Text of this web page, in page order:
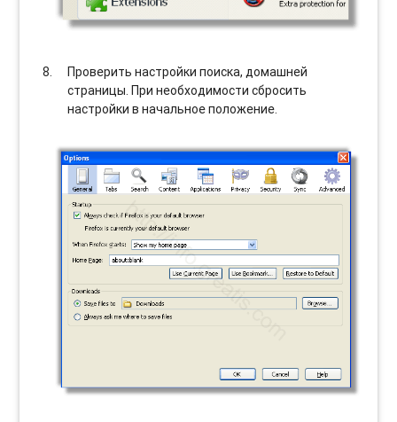
Проверить настройки поиска, домашней
страницы. При необходимости сбросить
настройки в начальное положение.